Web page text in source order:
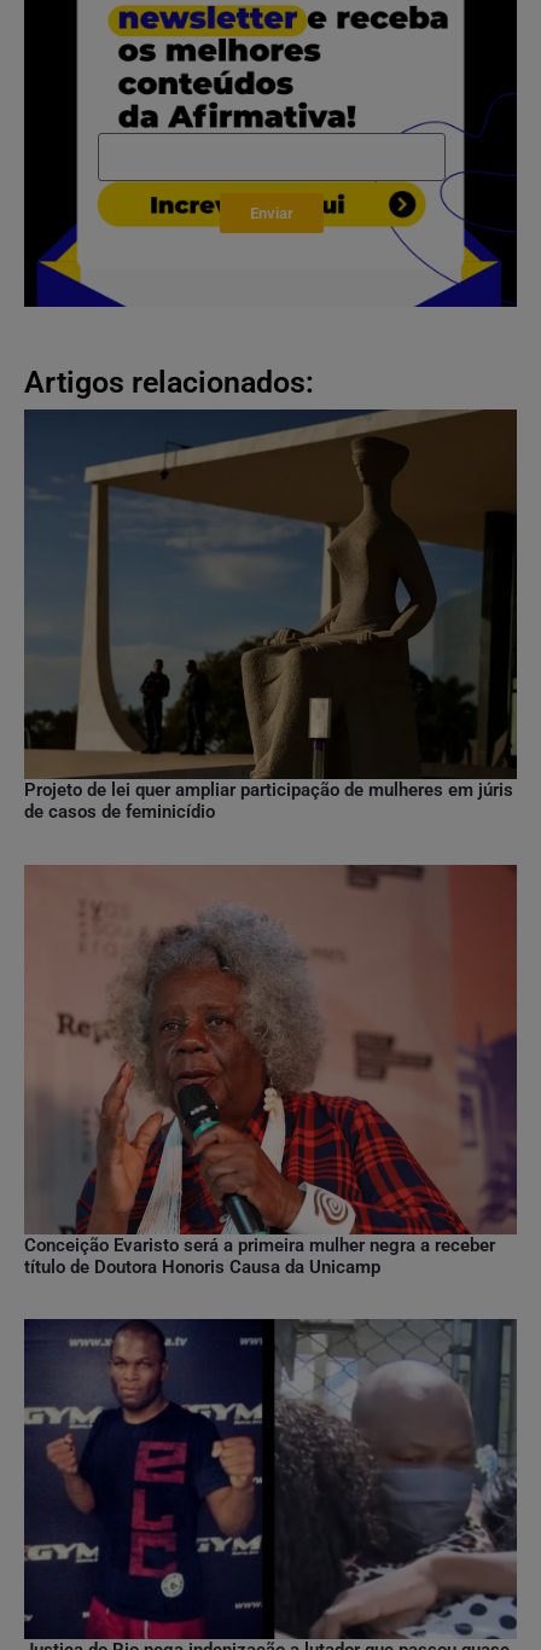
Enviar
Artigos relacionados:
Projeto de lei quer ampliar participação de mulheres em júris
de casos de feminicídio
Conceição Evaristo será a primeira mulher negra a receber
título de Doutora Honoris Causa da Unicamp